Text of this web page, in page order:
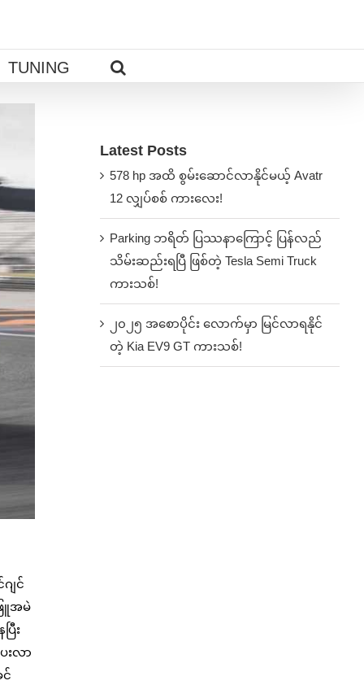
TUNING
ျင်
ြူအမဲ
ြီး
းလာ
င်
Latest Posts
578 hp အထိ စွမ်းဆောင်လာနိုင်မယ့် Avatr
12 လျှပ်စစ် ကားလေး!
Parking ဘရိတ် ပြဿနာကြောင့် ပြန်လည်
သိမ်းဆည်းရပြီ ဖြစ်တဲ့ Tesla Semi Truck
ကားသစ်!
၂၀၂၅ အစောပိုင်း လောက်မှာ မြင်လာရနိုင်
တဲ့ Kia EV9 GT ကားသစ်!